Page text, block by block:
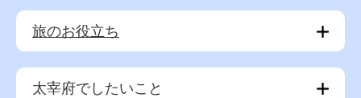
旅のお役立ち
太宰府でしたいこと